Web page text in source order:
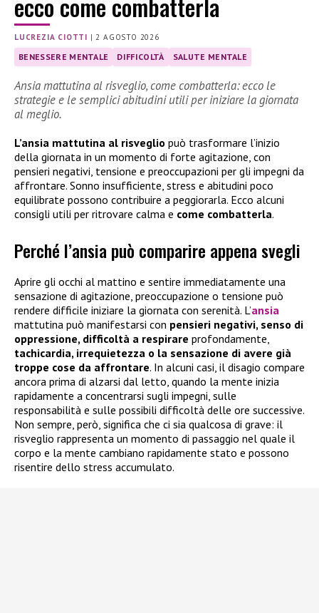
ecco come combatterla
LUCREZIA CIOTTI |2 AGOSTO 2026
BENESSERE MENTALE DIFFICOLTÀ SALUTE MENTALE
Ansia mattutina al risveglio, come combatterla: ecco le
strategie e le semplici abitudini utili per iniziare la giornata
al meglio.
L’ansia mattutina al risveglio può trasformare l’inizio
della giornata in un momento di forte agitazione, con
pensieri negativi, tensione e preoccupazioni per gli impegni da
affrontare. Sonno insufficiente, stress e abitudini poco
equilibrate possono contribuire a peggiorarla. Ecco alcuni
consigli utili per ritrovare calma e come combatterla.
Perché l’ansia può comparire appena svegli
Aprire gli occhi al mattino e sentire immediatamente una
sensazione di agitazione, preoccupazione o tensione può
rendere difficile iniziare la giornata con serenità. L’ansia
mattutina può manifestarsi con pensieri negativi, senso di
oppressione, difficoltà a respirare profondamente,
tachicardia, irrequietezza o la sensazione di avere già
troppe cose da affrontare. In alcuni casi, il disagio compare
ancora prima di alzarsi dal letto, quando la mente inizia
rapidamente a concentrarsi sugli impegni, sulle
responsabilità e sulle possibili difficoltà delle ore successive.
Non sempre, però, significa che ci sia qualcosa di grave: il
risveglio rappresenta un momento di passaggio nel quale il
corpo e la mente cambiano rapidamente stato e possono
risentire dello stress accumulato.